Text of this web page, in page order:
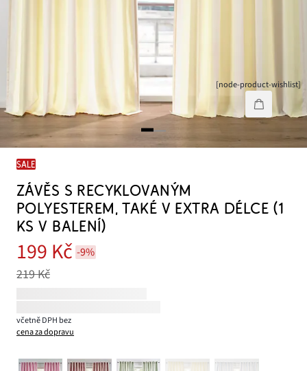
[node-product-wishlist]
SALE
ZÁVĚS S RECYKLOVANÝM
POLYESTEREM, TAKÉ V EXTRA DÉLCE (1
KS V BALENÍ)
199 Kč -9%
219 Kč
včetně DPH bez
cena za dopravu